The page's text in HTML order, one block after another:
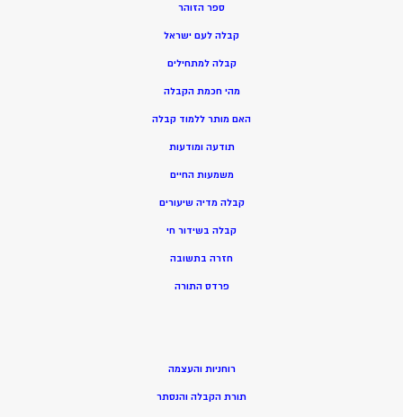
ספר הזוהר
קבלה לעם ישראל
קבלה למתחילים
מהי חכמת הקבלה
האם מותר ללמוד קבלה
תודעה ומודעות
משמעות החיים
קבלה מדיה שיעורים
קבלה בשידור חי
חזרה בתשובה
פרדס התורה
רוחניות והעצמה
תורת הקבלה והנסתר